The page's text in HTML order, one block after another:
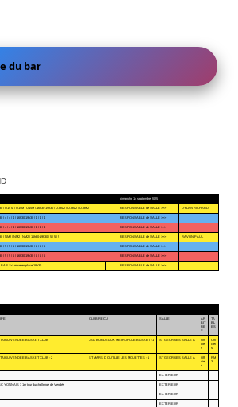
du bar
dimanche 14 septembre 2025
/ U15 M / U15M / U15M / 16h30-19h30 / U18M2 / U18M2 / U18M2 RESPONSABLE de SALLE >>> DYLAN RICHARD
/ 4 / 4 / 4 / 16h30-19h30 / 4 / 4 / 4 RESPONSABLE de SALLE >>>
/ 4 / 4 / 4 / 16h30-19h30 / 4 / 4 / 4 RESPONSABLE de SALLE >>>
/ NM2 / NM2 / NM2 / 16h30-19h30 / 5 / 5 / 5 RESPONSABLE de SALLE >>> RAVON PAUL
/ 5 / 5 / 5 / 16h30-19h30 / 5 / 5 / 5 RESPONSABLE de SALLE >>>
/ 5 / 5 / 5 / 16h30-19h30 / 5 / 5 / 5 RESPONSABLE de SALLE >>>
>>> mise en place 18h30 RESPONSABLE de SALLE >>>
CLUB RECU SALLE
AR
BIT
TA
VENDEE BASKET CLUB JSA BORDEAUX METROPOLE BASKET - 1 ST GEORGES SALLE A
Offi
ciel
s
Offi
ciel
s
VENDEE BASKET CLUB - 2 ST MARS D OUTILLE LES MOUETTES - 1 ST GEORGES SALLE A
Offi
ciel
s
RM
3
EXTERIEUR
YONNAIS 3 1er tour du challenge de Vendée EXTERIEUR
EXTERIEUR
EXTERIEUR